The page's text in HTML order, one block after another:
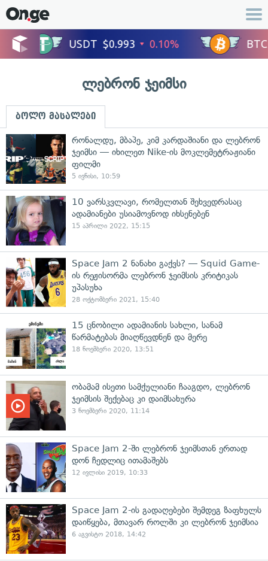
ლებრონ ჯეიმსი
ბოლო მასალები
რონალდუ, მბაპე, კიმ კარდაშიანი და ლებრონ
ჯეიმსი — იხილეთ Nike-ის მოკლემეტრაჟიანი
ფილმი
5 ივნისი, 10:59
10 ვარსკვლავი, რომელთან შეხვედრასაც
ადამიანები უსიამოვნოდ იხსენებენ
15 აპრილი 2022, 15:15
Space Jam 2 ნანახი გაქვს? — Squid Game-
ის რეჟისორმა ლებრონ ჯეიმსის კრიტიკას
უპასუხა
28 ოქტომბერი 2021, 15:40
15 ცნობილი ადამიანის სახლი, სანამ
წარმატებას მიაღწევდნენ და მერე
18 ნოემბერი 2020, 13:51
ობამამ ისეთი სამქულიანი ჩააგდო, ლებრონ
ჯეიმსის შექებაც კი დაიმსახურა
3 ნოემბერი 2020, 11:14
Space Jam 2-ში ლებრონ ჯეიმსთან ერთად
დონ ჩედლიც ითამაშებს
12 ივლისი 2019, 10:33
Space Jam 2-ის გადაღებები შემდეგ ზაფხულს
დაიწყება, მთავარ როლში კი ლებრონ ჯეიმსია
6 აგვისტო 2018, 14:42